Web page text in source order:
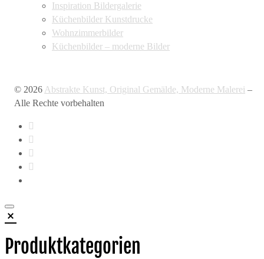
Inspiration Bildergalerie
Küchenbilder Kunstdrucke
Wohnzimmerbilder
Küchenbilder – moderne Bilder
© 2026 Abstrakte Kunst, Original Gemälde, Moderne Malerei –
Alle Rechte vorbehalten
Produktkategorien